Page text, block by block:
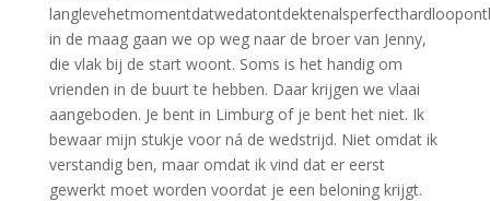
in de maag gaan we op weg naar de broer van Jenny,
die vlak bij de start woont. Soms is het handig om
vrienden in de buurt te hebben. Daar krijgen we vlaai
aangeboden. Je bent in Limburg of je bent het niet. Ik
bewaar mijn stukje voor ná de wedstrijd. Niet omdat ik
verstandig ben, maar omdat ik vind dat er eerst
gewerkt moet worden voordat je een beloning krijgt.